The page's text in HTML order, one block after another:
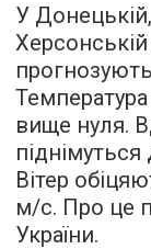
У
Температура
вище нуля.
Вітер
м/с. Про це
України.